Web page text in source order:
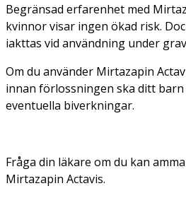
Begränsad erfarenhet med
kvinnor visar ingen ökad risk.
iakttas vid användning under
Om du använder Mirtazapin
innan förlossningen ska ditt
eventuella biverkningar.
Fråga din läkare om du kan
Mirtazapin Actavis.